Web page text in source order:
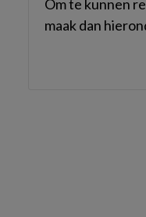
Om te kunnen
maak dan